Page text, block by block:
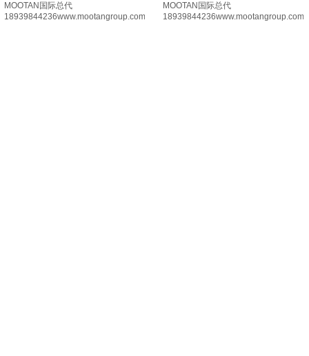
MOOTAN国际总代
18939844236www.mootangroup.com
MOOTAN国际总代
18939844236www.mootangroup.com